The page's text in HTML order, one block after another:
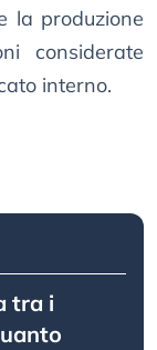
la produzione
considerate
interno.
tra i